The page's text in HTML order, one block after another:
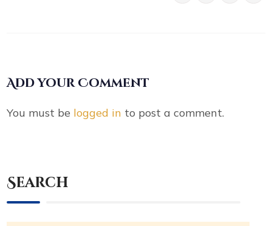
Add your Comment
You must be logged in to post a comment.
Search